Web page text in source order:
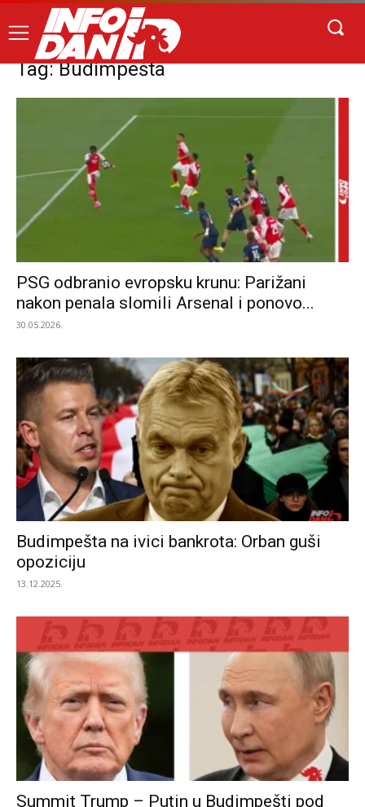
Tag: Budimpešta
PSG odbranio evropsku krunu: Parižani
nakon penala slomili Arsenal i ponovo...
30.05.2026.
Budimpešta na ivici bankrota: Orban guši
opoziciju
13.12.2025.
Summit Trump – Putin u Budimpešti pod